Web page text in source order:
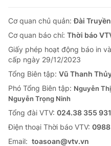
Cơ quan chủ quản:Đài
Cơ quan báo chí: Thời báo
Giấy phép hoạt động báo in
cấp ngày 29/12/2023
Tổng Biên tập: Vũ Thanh
Phó Tổng Biên tập: Nguyễn
Nguyễn Trọng Ninh
Tổng đài VTV: 024.38 355
Ðiện thoại Thời báo VTV: 0988
Email: toasoan@vtv.vn